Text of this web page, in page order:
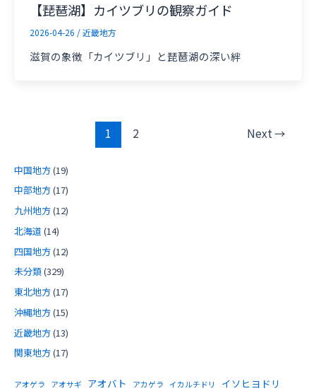
【琵琶湖】カイツブリの観察ガイド
2026-04-26 /近畿地方
滋賀の象徴「カイツブリ」と琵琶湖の深い絆
の
ー
ジ
送
り
1 2 Next→
中国地方(19)
中部地方(17)
九州地方(12)
北海道 (14)
四国地方(12)
未分類(329)
東北地方(17)
沖縄地方(15)
近畿地方(13)
関東地方(17)
アオゲラ アオサギ アオバト アカゲラ イカルチドリ イソヒヨドリ